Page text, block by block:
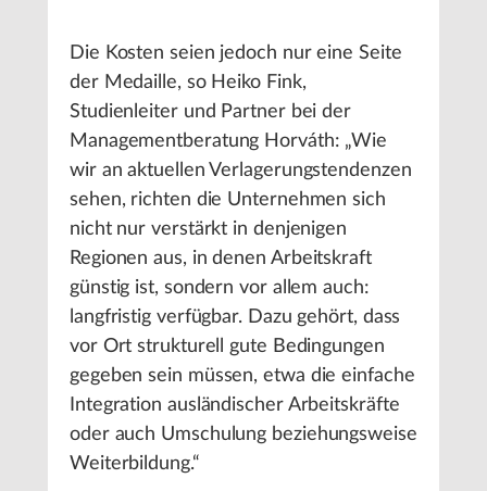
Die Kosten seien jedoch nur eine Seite
der Medaille, so Heiko Fink,
Studienleiter und Partner bei der
Managementberatung Horváth: „Wie
wir an aktuellen Verlagerungstendenzen
sehen, richten die Unternehmen sich
nicht nur verstärkt in denjenigen
Regionen aus, in denen Arbeitskraft
günstig ist, sondern vor allem auch:
langfristig verfügbar. Dazu gehört, dass
vor Ort strukturell gute Bedingungen
gegeben sein müssen, etwa die einfache
Integration ausländischer Arbeitskräfte
oder auch Umschulung beziehungsweise
Weiterbildung.“